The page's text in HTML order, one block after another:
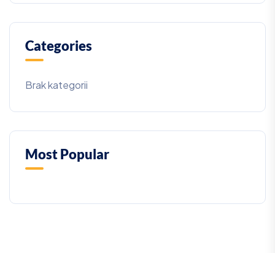
Categories
Brak kategorii
Most Popular